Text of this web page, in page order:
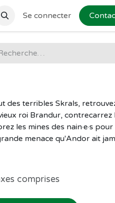
Se connecter
des terribles Skrals,
roi Brandur, contrecarrez
les mines des nain·e·s
menace qu'Andor ait
comprises